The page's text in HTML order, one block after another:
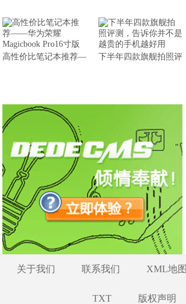
高性价比笔记本推荐— 下半年四款旗舰拍照评
关于我们 联系我们 XML地图
TXT 版权声明